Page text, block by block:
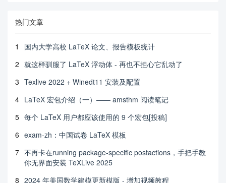
热门文章
1
国内大学高校 LaTeX 论文、报告模板统计
2 就这样驯服了 LaTeX 浮动体 - 再也不担心它乱动了
3 Texlive 2022 + Winedt11 安装及配置
4 LaTeX 宏包介绍（一）—— amsthm 阅读笔记
5 每个 LaTeX 用户都应该使用的 9 个宏包[投稿]
6 exam-zh：中国试卷 LaTeX 模板
7 不再卡在running package-specific postactions，手把手教
你无界面安装 TeXLive 2025
8 2024 年美国数学建模更新模版 - 增加视频教程